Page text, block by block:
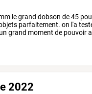
legrand dobson de45
parfaitement. on l'a
un grand moment de pouvoir
2022